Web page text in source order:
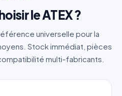
le ATEX ?
universelle pour la
Stock immédiat, pièces
multi-fabricants.